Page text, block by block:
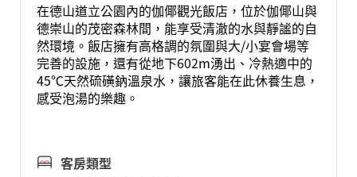
在德山道立公園內的伽倻觀光飯店，位於伽倻山與
德崇山的茂密森林間，能享受清澈的水與靜謐的自
然環境。飯店擁有高格調的氛圍與大/小宴會場等
完善的設施，還有從地下602m湧出、冷熱適中的
45℃天然硫磺鈉溫泉水，讓旅客能在此休養生息，
感受泡湯的樂趣。
客房類型